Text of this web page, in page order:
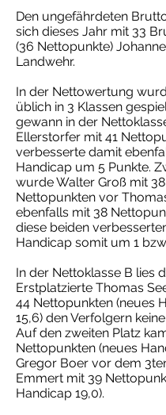
Den ungefährdeten
sich dieses Jahr mit 33
(36 Nettopunkte)
Landwehr.
In der Nettowertung
üblich in 3 Klassen
gewann in der
Ellerstorfer mit 41
verbesserte damit
Handicap um 5 Punkte.
wurde Walter Groß mit 38
Nettopunkten vor
ebenfalls mit 38
diese beiden
Handicap somit um 1
In der Nettoklasse B lies
Erstplatzierte Thomas
44 Nettopunkten (neues
15,6) den Verfolgern
Auf den zweiten Platz
Nettopunkten (neues
Gregor Boer vor dem
Emmert mit 39
Handicap 19,0).